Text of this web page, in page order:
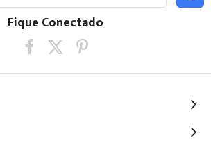
Fique Conectado